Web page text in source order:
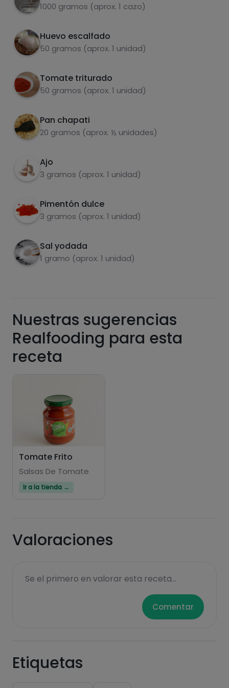
1000 gramos (aprox. 1 cazo)
Huevo escalfado
50 gramos (aprox. 1 unidad)
Tomate triturado
50 gramos (aprox. 1 unidad)
Pan chapati
20 gramos (aprox. ½ unidades)
Ajo
3 gramos (aprox. 1 unidad)
Pimentón dulce
3 gramos (aprox. 1 unidad)
Sal yodada
1 gramo (aprox. 1 unidad)
Carbohidratos Proteínas
Azúcares
Grasas
Hazte PLUS para ver la información nutricional
de las recetas, y desbloquear muchas más
Nuestras sugerencias
Realfooding para esta
receta
Tomate Frito
Salsas De Tomate
Ir a la tienda →
Valoraciones
Se el primero en valorar esta receta...
Comentar
Etiquetas